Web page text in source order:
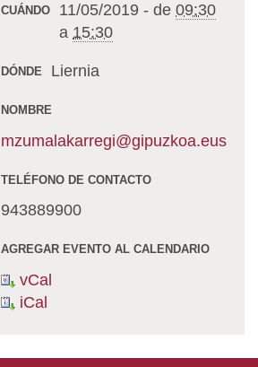
CUÁNDO 11/05/2019 - de 09:30
a 15:30
DÓNDE Liernia
NOMBRE
mzumalakarregi@gipuzkoa.eus
TELÉFONO DE CONTACTO
943889900
AGREGAR EVENTO AL CALENDARIO
vCal
iCal